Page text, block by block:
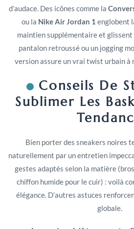
d’audace. Des icônes comme la
ou la Nike Air Jordan 1 englobent
maintien supplémentaire et
pantalon retroussé ou un jogging
version assure un vrai twist urbain à
Conseils De
Sublimer Les
Bien porter des sneakers noires
naturellement par un entretien
gestes adaptés selon la matière
chiffon humide pour le cuir) : voilà
élégance. D’autres astuces
globale.